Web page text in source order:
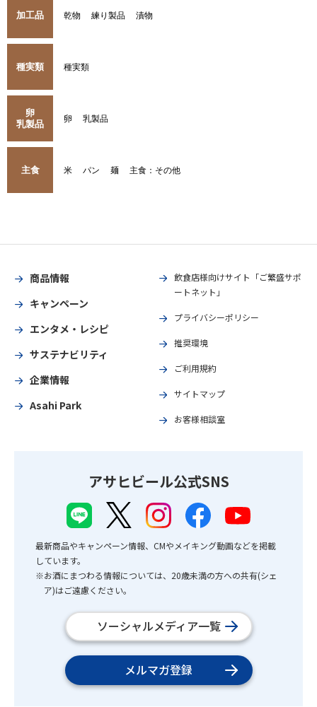
加工品 乾物 練り製品 漬物
種実類 種実類
卵
乳製品
卵 乳製品
主食 米 パン 麺 主食：その他
商品情報
キャンペーン
エンタメ・レシピ
サステナビリティ
企業情報
Asahi Park
飲食店様向けサイト「ご繁盛サポ
ートネット」
プライバシーポリシー
推奨環境
ご利用規約
サイトマップ
お客様相談室
アサヒビール公式SNS
最新商品やキャンペーン情報、CMやメイキング動画などを掲載
しています。
※お酒にまつわる情報については、20歳未満の方への共有(シェ
ア)はご遠慮ください。
ソーシャルメディア一覧
メルマガ登録